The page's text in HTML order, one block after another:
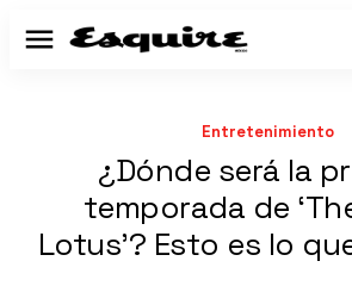
Menú
Entretenimiento
¿Dónde será la
temporada de
Lotus’? Esto es lo